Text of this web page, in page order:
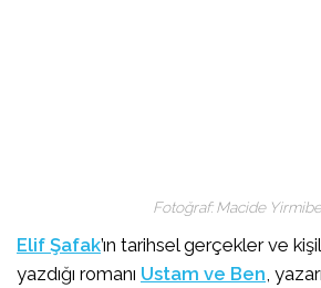
Fotoğraf: Macide
Elif Şafak’ın tarihsel gerçekler ve
yazdığı romanı Ustam ve Ben,